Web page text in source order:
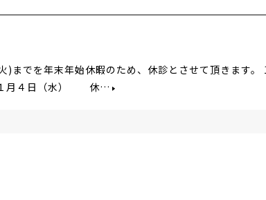
でを年末年始休暇のため、休診とさせて頂きます。
１月４日（水） 休…